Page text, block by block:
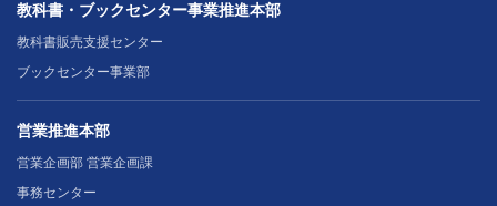
教科書・ブックセンター事業推進本部
教科書販売支援センター
ブックセンター事業部
営業推進本部
営業企画部 営業企画課
事務センター